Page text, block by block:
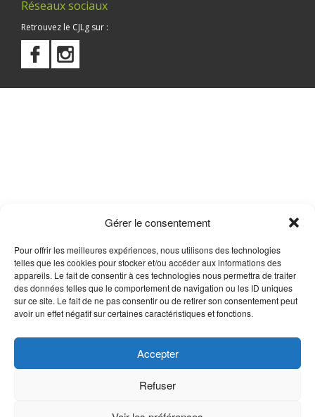
Gérer le consentement
Pour offrir les meilleures expériences, nous utilisons des technologies
telles que les cookies pour stocker et/ou accéder aux informations des
appareils. Le fait de consentir à ces technologies nous permettra de traiter
des données telles que le comportement de navigation ou les ID uniques
sur ce site. Le fait de ne pas consentir ou de retirer son consentement peut
avoir un effet négatif sur certaines caractéristiques et fonctions.
Accepter
Refuser
Réseaux sociaux
Retrouvez le CJLg sur :